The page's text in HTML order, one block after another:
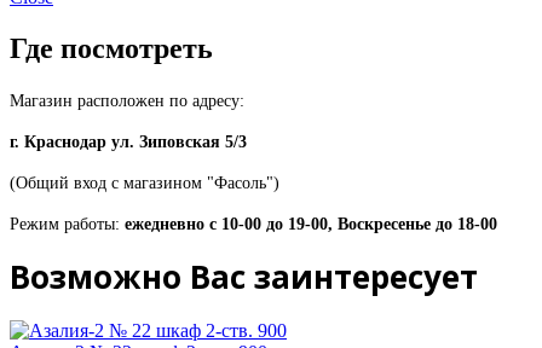
Где посмотреть
Магазин расположен по адресу:
г. Краснодар ул. Зиповская 5/3
(Общий вход с магазином "Фасоль")
Режим работы: ежедневно с 10-00 до 19-00, Воскресенье до 18-00
Возможно Вас заинтересует